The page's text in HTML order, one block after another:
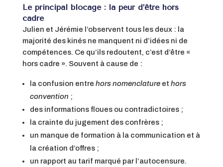
Le principal blocage : la peur d’être hors
cadre
Julien et Jérémie l’observent tous les deux : la
majorité des kinés ne manquent ni d’idées ni de
compétences. Ce qu’ils redoutent, c’est d’être «
hors cadre ». Souvent à cause de :
la confusion entre hors nomenclatureet hors
convention ;
des informations floues ou contradictoires ;
la crainte du jugement des confrères ;
un manque de formation à la communication et à
la création d’offres ;
un rapport au tarif marqué par l’autocensure.